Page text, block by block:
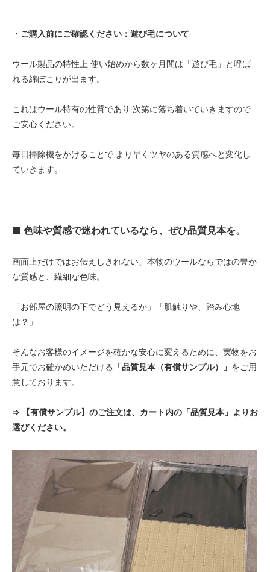
・ご購入前にご確認ください：遊び毛について
ウール製品の特性上 使い始めから数ヶ月間は「遊び毛」と呼ば
れる綿ぼこりが出ます。
これはウール特有の性質であり 次第に落ち着いていきますので
ご安心ください。
毎日掃除機をかけることで より早くツヤのある質感へと変化し
ていきます。
■ 色味や質感で迷われているなら、ぜひ品質見本を。
画面上だけではお伝えしきれない、本物のウールならではの豊か
な質感と、繊細な色味。
「お部屋の照明の下でどう見えるか」「肌触りや、踏み心地
は？」
そんなお客様のイメージを確かな安心に変えるために、実物をお
手元でお確かめいただける 「品質見本（有償サンプル）」 をご用
意しております。
⇒ 【有償サンプル】のご注文は、カート内の「品質見本」よりお
選びください。